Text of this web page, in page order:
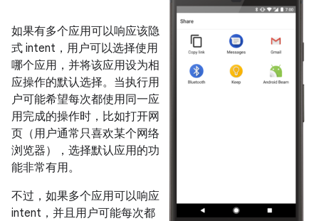
如果有多个应用可以响应该隐
式 intent，用户可以选择使用
哪个应用，并将该应用设为相
应操作的默认选择。当执行用
户可能希望每次都使用同一应
用完成的操作时，比如打开网
页（用户通常只喜欢某个网络
浏览器），选择默认应用的功
能非常有用。
不过，如果多个应用可以响应
intent，并且用户可能每次都